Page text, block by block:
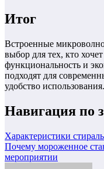
Итог
Встроенные
выбор для тех, кто
функциональность и
подходят для
удобство использования.
Навигация по
Характеристики
Почему мороженное
мероприятии